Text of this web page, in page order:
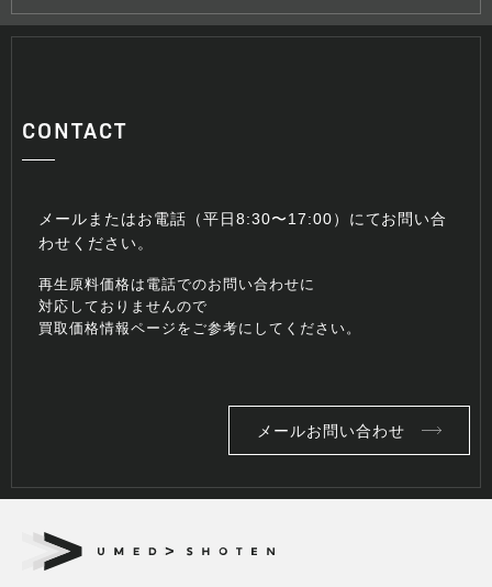
CONTACT
メールまたはお電話（平日8:30〜17:00）にてお問い合
わせください。
再生原料価格は電話でのお問い合わせに
対応しておりませんので
買取価格情報ページをご参考にしてください。
メールお問い合わせ